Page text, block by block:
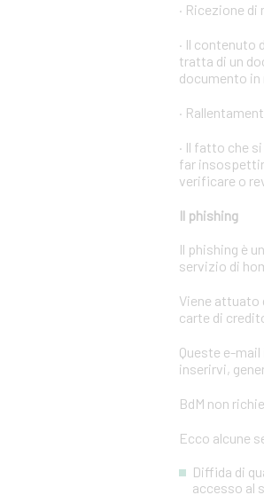
· Ricezione
· Il contenuto
tratta di un
documento
·
· Il fatto che
far
verificare o
Il phishing
Il phishing è
servizio di
Viene attuato
carte di
Queste e-
inserirvi,
BdM non
Ecco alcune
Diffida di
accesso al